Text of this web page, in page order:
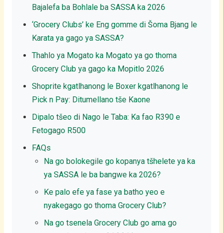
Bajalefa ba Bohlale ba SASSA ka 2026
‘Grocery Clubs’ ke Eng gomme di Šoma Bjang le
Karata ya gago ya SASSA?
Thahlo ya Mogato ka Mogato ya go thoma
Grocery Club ya gago ka Mopitlo 2026
Shoprite kgatlhanong le Boxer kgatlhanong le
Pick n Pay: Ditumellano tše Kaone
Dipalo tšeo di Nago le Taba: Ka fao R390 e
Fetogago R500
FAQs
Na go bolokegile go kopanya tšhelete ya ka
ya SASSA le ba bangwe ka 2026?
Ke palo efe ya fase ya batho yeo e
nyakegago go thoma Grocery Club?
Na go tsenela Grocery Club go ama go